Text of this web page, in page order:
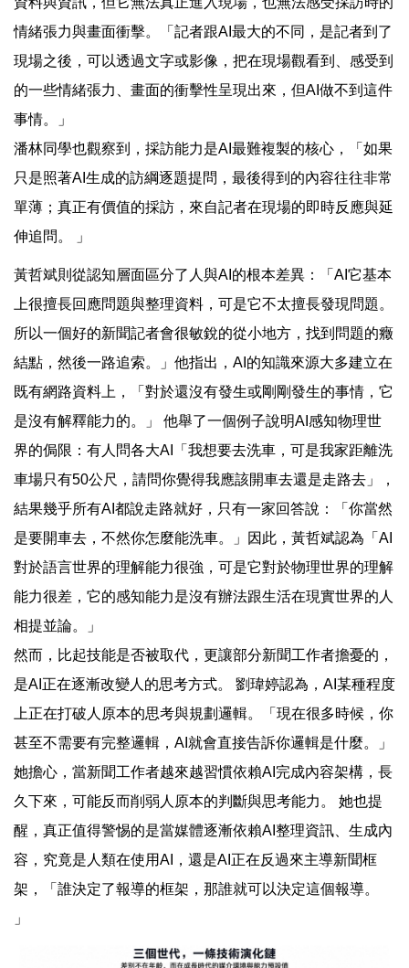
情緒張力與畫面衝擊。「記者跟AI最大的不同，是記者到了
現場之後，可以透過文字或影像，把在現場觀看到、感受到
的一些情緒張力、畫面的衝擊性呈現出來，但AI做不到這件
事情。」
潘林同學也觀察到，採訪能力是AI最難複製的核心，「如果
只是照著AI生成的訪綱逐題提問，最後得到的內容往往非常
單薄；真正有價值的採訪，來自記者在現場的即時反應與延
伸追問。 」
黃哲斌則從認知層面區分了人與AI的根本差異：「AI它基本
上很擅長回應問題與整理資料，可是它不太擅長發現問題。
所以一個好的新聞記者會很敏銳的從小地方，找到問題的癥
結點，然後一路追索。」他指出，AI的知識來源大多建立在
既有網路資料上，「對於還沒有發生或剛剛發生的事情，它
是沒有解釋能力的。」 他舉了一個例子說明AI感知物理世
界的侷限：有人問各大AI「我想要去洗車，可是我家距離洗
車場只有50公尺，請問你覺得我應該開車去還是走路去」，
結果幾乎所有AI都說走路就好，只有一家回答說：「你當然
是要開車去，不然你怎麼能洗車。」因此，黃哲斌認為「AI
對於語言世界的理解能力很強，可是它對於物理世界的理解
能力很差，它的感知能力是沒有辦法跟生活在現實世界的人
相提並論。」
然而，比起技能是否被取代，更讓部分新聞工作者擔憂的，
是AI正在逐漸改變人的思考方式。 劉瑋婷認為，AI某種程度
上正在打破人原本的思考與規劃邏輯。「現在很多時候，你
甚至不需要有完整邏輯，AI就會直接告訴你邏輯是什麼。」
她擔心，當新聞工作者越來越習慣依賴AI完成內容架構，長
久下來，可能反而削弱人原本的判斷與思考能力。 她也提
醒，真正值得警惕的是當媒體逐漸依賴AI整理資訊、生成內
容，究竟是人類在使用AI，還是AI正在反過來主導新聞框
架，「誰決定了報導的框架，那誰就可以決定這個報導。
」